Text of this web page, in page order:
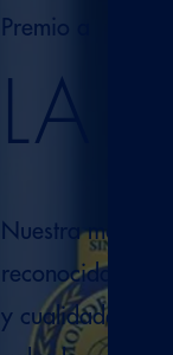
Premio a
LA
Nuestra marca
reconocida
y cualidades